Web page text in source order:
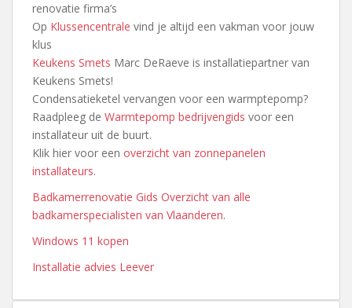
renovatie firma’s
Op Klussencentrale vind je altijd een vakman voor jouw
klus
Keukens Smets Marc DeRaeve is installatiepartner van
Keukens Smets!
Condensatieketel vervangen voor een warmptepomp?
Raadpleeg de Warmtepomp bedrijvengids voor een
installateur uit de buurt.
Klik hier voor een overzicht van zonnepanelen
installateurs.
Badkamerrenovatie Gids Overzicht van alle
badkamerspecialisten van Vlaanderen.
Windows 11 kopen
Installatie advies Leever